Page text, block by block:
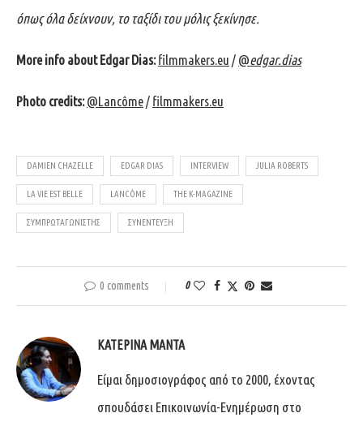
όπως όλα δείχνουν, το ταξίδι του μόλις ξεκίνησε.
More info about Edgar Dias: filmmakers.eu / @edgar.dias
Photo credits:@Lancôme/ filmmakers.eu
DAMIEN CHAZELLE EDGAR DIAS INTERVIEW JULIA ROBERTS
LA VIE EST BELLE LANCÔME THE K-MAGAZINE
ΣΥΜΠΡΩΤΑΓΩΝΙΣΤΉΣ ΣΥΝΈΝΤΕΥΞΗ
0 comments 0
ΚΑΤΕΡΊΝΑ ΜΑΝΤΆ
Είμαι δημοσιογράφος από το 2000, έχοντας
σπουδάσει Επικοινωνία-Ενημέρωση στο